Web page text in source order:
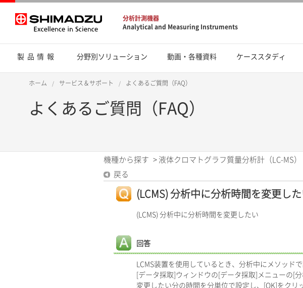
分析計測機器
Analytical and Measuring Instruments
製品情報 分野別ソリューション 動画・各種資料 ケーススタディ
ホーム サービス＆サポート よくあるご質問（FAQ）
よくあるご質問（FAQ）
機種から探す > 液体クロマトグラフ質量分析計（LC-MS）
戻る
(LCMS) 分析中に分析時間を変更し
(LCMS) 分析中に分析時間を変更したい
回答
LCMS装置を使用しているとき、分析中にメソッド
[データ採取]ウィンドウの[データ採取]メニューの[
変更したい分の時間を分単位で設定し、[OK]をクリ